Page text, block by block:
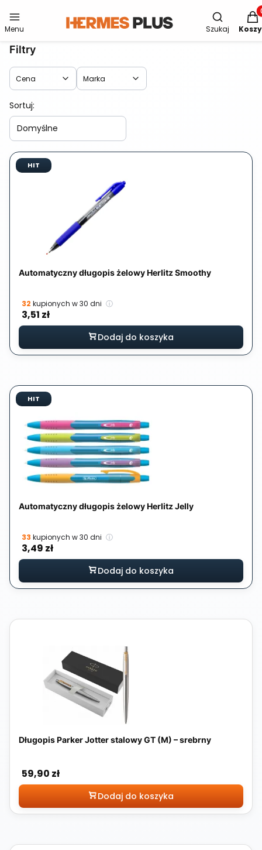
Menu
Otwórz
Szukaj
Filtry
Cena Marka
Koniec filtrów
Lista produktów
Sortuj:
Domyślne
HIT
Automatyczny długopis żelowy Herlitz Smoothy
32 kupionych w 30 dni ⓘ
Cena
3,51 zł
Dodaj do koszyka
HIT
Automatyczny długopis żelowy Herlitz Jelly
33 kupionych w 30 dni ⓘ
Cena
3,49 zł
Dodaj do koszyka
Długopis Parker Jotter stalowy GT (M) – srebrny
Cena
59,90 zł
Dodaj do koszyka